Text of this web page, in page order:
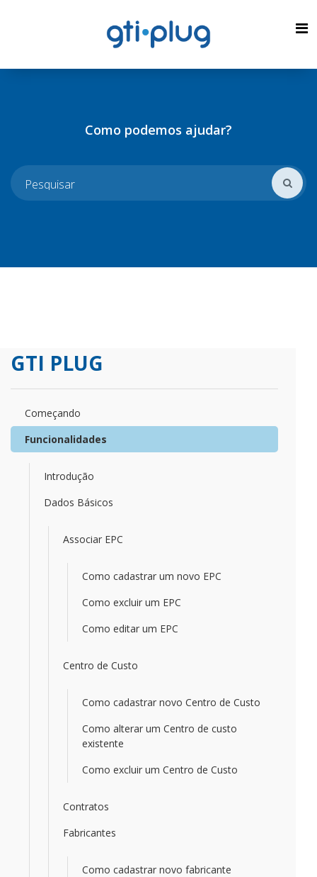
Como podemos ajudar?
GTI PLUG
Começando
Funcionalidades
Introdução
Dados Básicos
Associar EPC
Como cadastrar um novo EPC
Como excluir um EPC
Como editar um EPC
Centro de Custo
Como cadastrar novo Centro de Custo
Como alterar um Centro de custo
existente
Como excluir um Centro de Custo
Contratos
Fabricantes
Como cadastrar novo fabricante